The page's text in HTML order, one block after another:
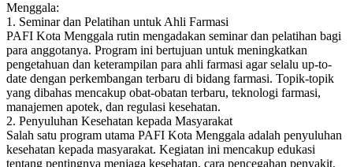
Menggala:
1. Seminar dan Pelatihan untuk Ahli Farmasi
PAFI Kota Menggala rutin mengadakan seminar dan pelatihan bagi
para anggotanya. Program ini bertujuan untuk meningkatkan
pengetahuan dan keterampilan para ahli farmasi agar selalu up-to-
date dengan perkembangan terbaru di bidang farmasi. Topik-topik
yang dibahas mencakup obat-obatan terbaru, teknologi farmasi,
manajemen apotek, dan regulasi kesehatan.
2. Penyuluhan Kesehatan kepada Masyarakat
Salah satu program utama PAFI Kota Menggala adalah penyuluhan
kesehatan kepada masyarakat. Kegiatan ini mencakup edukasi
tentang pentingnya menjaga kesehatan, cara pencegahan penyakit,